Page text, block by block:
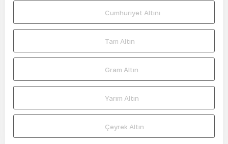
Cumhuriyet Altını
Tam Altın
Gram Altın
Yarım Altın
Çeyrek Altın